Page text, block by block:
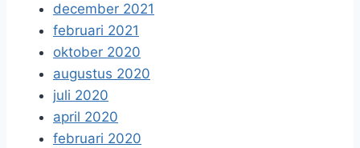
december 2021
februari 2021
oktober 2020
augustus 2020
juli 2020
april 2020
februari 2020